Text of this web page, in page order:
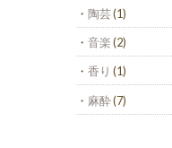
陶芸(1)
音楽(2)
香り (1)
麻酔(7)